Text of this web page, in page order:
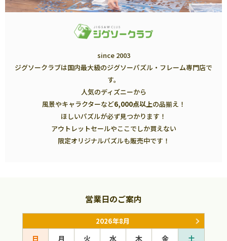
since 2003
ジグソークラブは国内最大級のジグソーパズル・フレーム専門店で
す。
人気のディズニーから
風景やキャラクターなど6,000点以上の品揃え！
ほしいパズルが必ず見つかります！
アウトレットセールやここでしか買えない
限定オリジナルパズルも販売中です！
営業日のご案内
2026年8月
日 月 火 水 木 金
土